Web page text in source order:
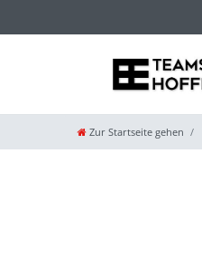
Zur Startseite gehen